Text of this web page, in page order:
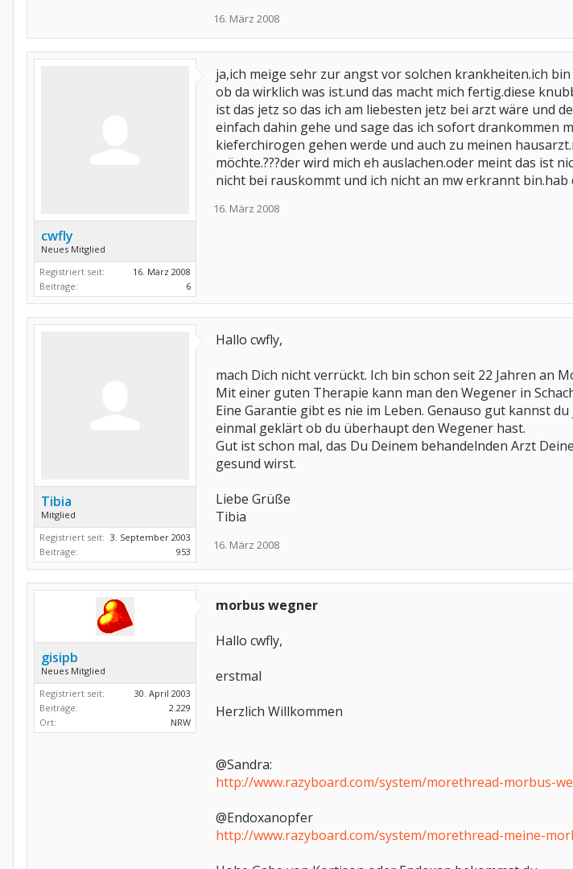
16. März 2008
cwfly
Neues Mitglied
Registriert seit:
16. März 2008
Beiträge:
6
ja,ich meige sehr zur angst vor solchen krankheiten.ich
ob da wirklich was ist.und das macht mich fertig.diese
ist das jetz so das ich am liebesten jetz bei arzt wäre und
einfach dahin gehe und sage das ich sofort drankommen
kieferchirogen gehen werde und auch zu meinen
möchte.???der wird mich eh auslachen.oder meint das ist
nicht bei rauskommt und ich nicht an mw erkrannt bin.hab
16. März 2008
Tibia
Mitglied
Registriert seit: 3. September 2003
Beiträge:
953
Hallo cwfly,
mach Dich nicht verrückt. Ich bin schon seit 22 Jahren an
Mit einer guten Therapie kann man den Wegener in
Eine Garantie gibt es nie im Leben. Genauso gut kannst
einmal geklärt ob du überhaupt den Wegener hast.
Gut ist schon mal, das Du Deinem behandelnden Arzt
gesund wirst.
Liebe Grüße
Tibia
16. März 2008
gisipb
Neues Mitglied
Registriert seit:
30. April 2003
Beiträge:
2.229
Ort:
NRW
morbus wegner
Hallo cwfly,
erstmal
Herzlich Willkommen
@Sandra:
http://www.razyboard.com/system/morethread-morbus-
@Endoxanopfer
http://www.razyboard.com/system/morethread-meine-